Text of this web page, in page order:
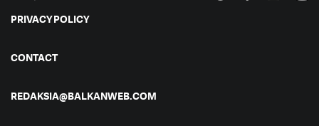
PRIVACY POLICY
CONTACT
REDAKSIA@BALKANWEB.COM